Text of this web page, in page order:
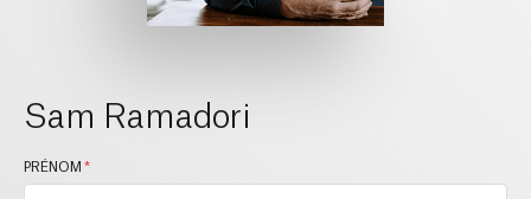
Sam Ramadori
PRÉNOM *